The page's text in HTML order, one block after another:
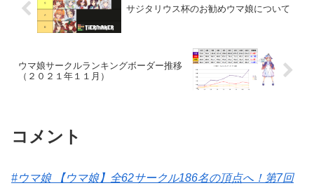
サジタリウス杯のお勧めウマ娘について
ウマ娘サークルランキングボーダー推移
（２０２１年１１月）
コメント
#ウマ娘 【ウマ娘】全62サークル186名の頂点へ！第7回